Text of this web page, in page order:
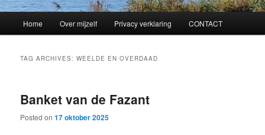
Skip
content
Skip
content
Home Over mijzelf Privacy verklaring CONTACT
TAG ARCHIVES:WEELDE EN OVERDAAD
Banket van de Fazant
Posted on17 oktober 2025